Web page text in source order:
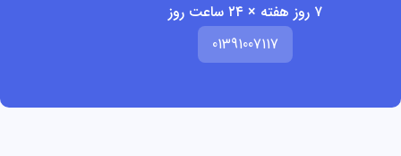
۷ روز هفته × ۲۴ ساعت روز
01391007117